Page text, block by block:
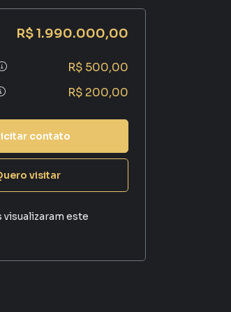
R$ 1.990.000,00
R$ 500,00
R$ 200,00
contato
visitar
visualizaram este